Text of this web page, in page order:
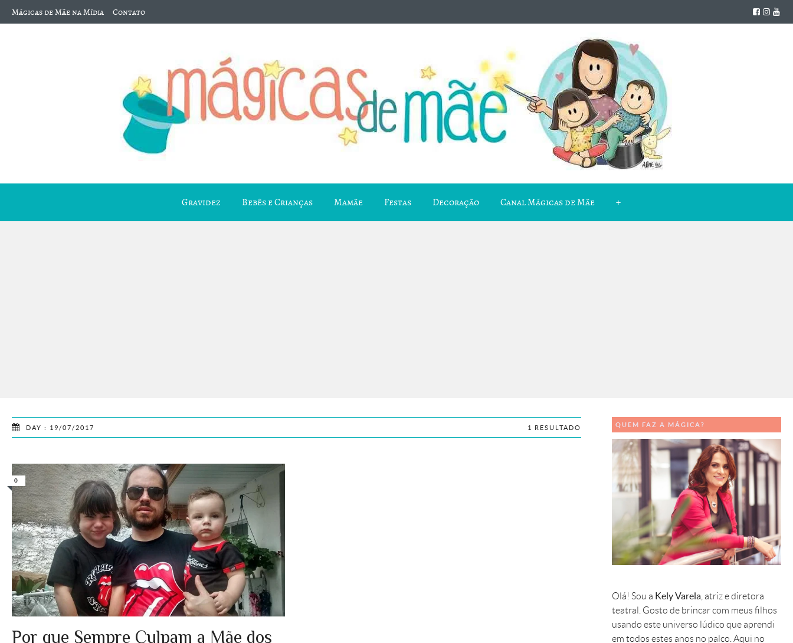
Mágicas de Mãe na Mídia Contato
Gravidez Bebês e Crianças Mamãe Festas Decoração Canal Mágicas de Mãe +
DAY : 19/07/2017 1 RESULTADO
0
Por que Sempre Culpam a Mãe dos
QUEM FAZ A MÁGICA?
Olá! Sou a Kely Varela , atriz e diretora
teatral. Gosto de brincar com meus filhos
usando este universo lúdico que aprendi
em todos estes anos no palco. Aqui no